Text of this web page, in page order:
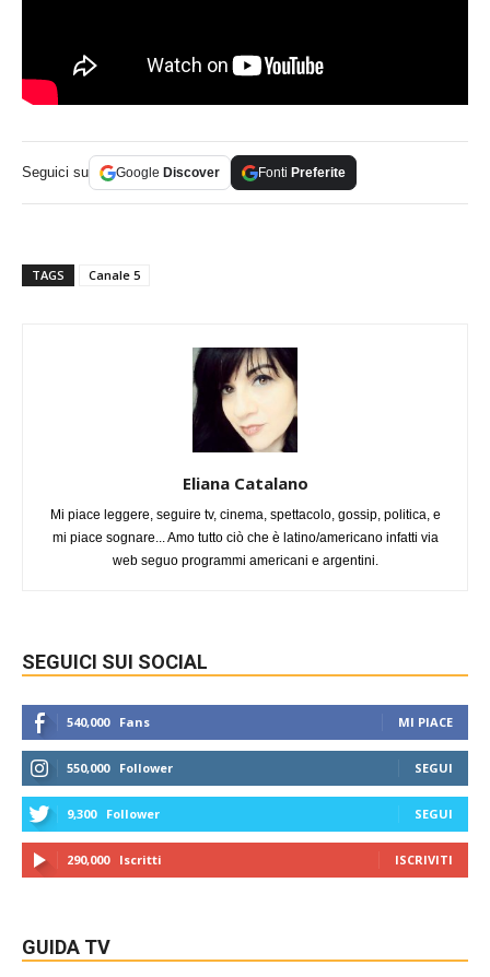
Seguici su Google Discover Fonti Preferite
TAGS Canale 5
Eliana Catalano
Mi piace leggere, seguire tv, cinema, spettacolo, gossip, politica, e
mi piace sognare... Amo tutto ciò che è latino/americano infatti via
web seguo programmi americani e argentini.
SEGUICI SUI SOCIAL
540,000 Fans MI PIACE
550,000 Follower SEGUI
9,300 Follower SEGUI
290,000 Iscritti ISCRIVITI
GUIDA TV